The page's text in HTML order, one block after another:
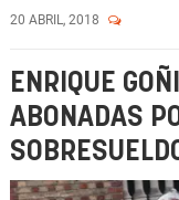
20 ABRIL, 2018
ENRIQUE
ABONADAS